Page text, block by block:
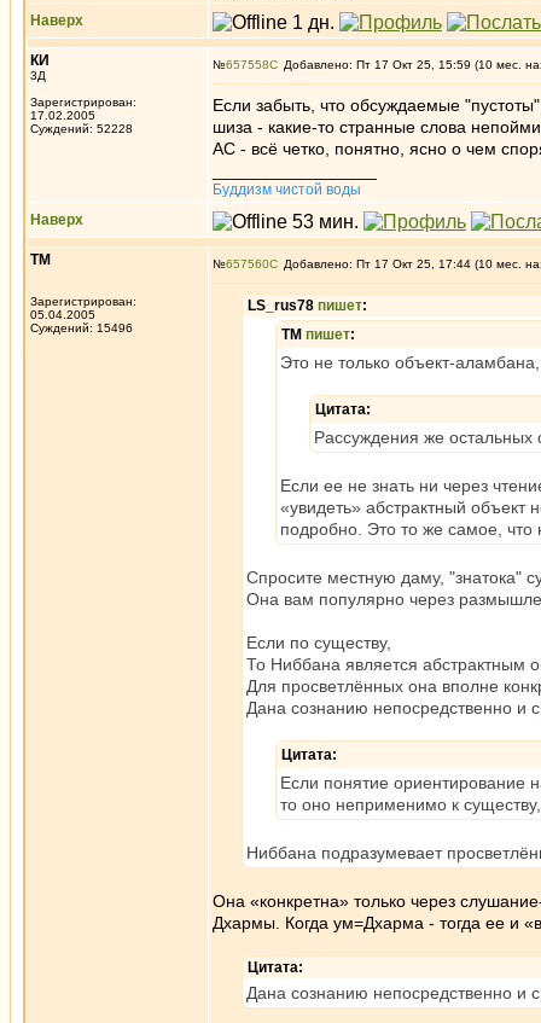
Наверх
КИ
3Д
Зарегистрирован:
17.02.2005
Суждений: 52228
№657558 Добавлено: Пт 17 Окт 25, 15:59 (10 мес.
Если забыть, что обсуждаемые
шиза - какие-то странные слова
АС - всё четко, понятно, ясно о чем
Буддизм чистой воды
Наверх
ТМ
Зарегистрирован:
05.04.2005
Суждений: 15496
№657560 Добавлено: Пт 17 Окт 25, 17:44 (10 мес.
LS_rus78 пишет:
ТМ пишет:
Это не только объект-
Цитата:
Рассуждения же
Если ее не знать ни через
«увидеть» абстрактный
подробно. Это то же самое, что
Спросите местную даму, "знатока"
Она вам популярно через
Если по существу,
То Ниббана является
Для просветлённых она вполне
Дана сознанию непосредственно и
Цитата:
Если понятие ориентирование
то оно неприменимо к
Ниббана подразумевает
Она «конкретна» только через
Дхармы. Когда ум=Дхарма - тогда ее и
Цитата:
Дана сознанию непосредственно и